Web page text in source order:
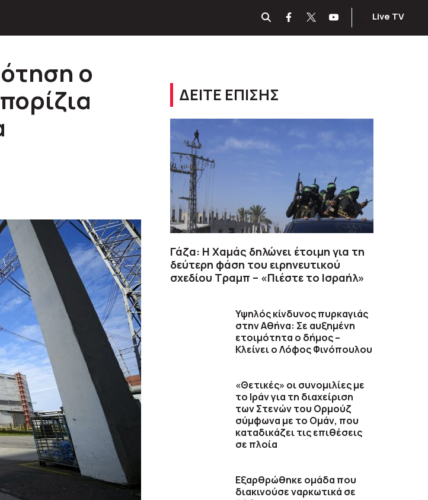
Live TV
ο
ΔΕΙΤΕ ΕΠΙΣΗΣ
Γάζα: Η Χαμάς δηλώνει έτοιμη για τη
δεύτερη φάση του ειρηνευτικού
σχεδίου Τραμπ – «Πιέστε το Ισραήλ»
Υψηλός κίνδυνος πυρκαγιάς
στην Αθήνα: Σε αυξημένη
ετοιμότητα ο δήμος –
Κλείνει ο Λόφος Φινόπουλου
«Θετικές» οι συνομιλίες με
το Ιράν για τη διαχείριση
των Στενών του Ορμούζ
σύμφωνα με το Ομάν, που
καταδικάζει τις επιθέσεις
σε πλοία
Εξαρθρώθηκε ομάδα που
διακινούσε ναρκωτικά σε